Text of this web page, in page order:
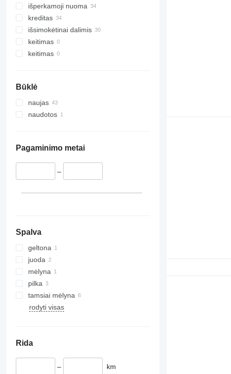
išperkamoji nuoma
kreditas
išsimokėtinai dalimis
keitimas
keitimas
Būklė
naujas
naudotos
Pagaminimo metai
–
Spalva
geltona
juoda
mėlyna
pilka
tamsiai mėlyna
rodyti visas
Rida
– km